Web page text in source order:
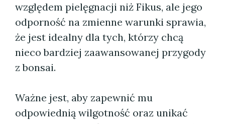
względem pielęgnacji niż Fikus, ale jego
odporność na zmienne warunki sprawia,
że jest idealny dla tych, którzy chcą
nieco bardziej zaawansowanej przygody
z bonsai.
Ważne jest, aby zapewnić mu
odpowiednią wilgotność oraz unikać